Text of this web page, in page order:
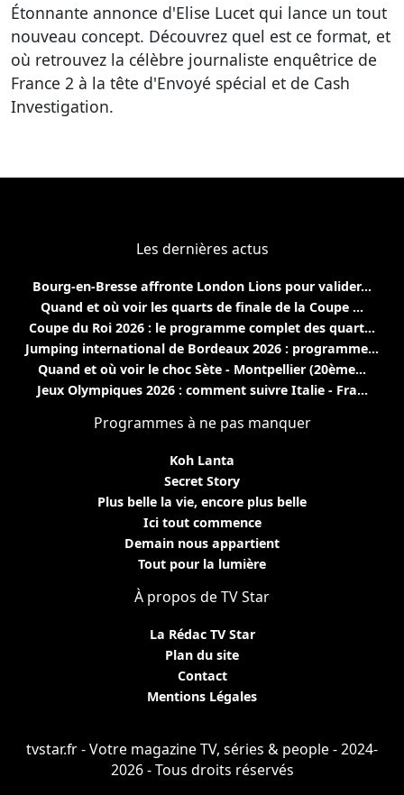
Étonnante annonce d'Elise Lucet qui lance un tout
nouveau concept. Découvrez quel est ce format, et
où retrouvez la célèbre journaliste enquêtrice de
France 2 à la tête d'Envoyé spécial et de Cash
Investigation.
Les dernières actus
Bourg-en-Bresse affronte London Lions pour valider...
Quand et où voir les quarts de finale de la Coupe ...
Coupe du Roi 2026 : le programme complet des quart...
Jumping international de Bordeaux 2026 : programme...
Quand et où voir le choc Sète - Montpellier (20ème...
Jeux Olympiques 2026 : comment suivre Italie - Fra...
Programmes à ne pas manquer
Koh Lanta
Secret Story
Plus belle la vie, encore plus belle
Ici tout commence
Demain nous appartient
Tout pour la lumière
À propos de TV Star
La Rédac TV Star
Plan du site
Contact
Mentions Légales
tvstar.fr - Votre magazine TV, séries & people - 2024-
2026 - Tous droits réservés